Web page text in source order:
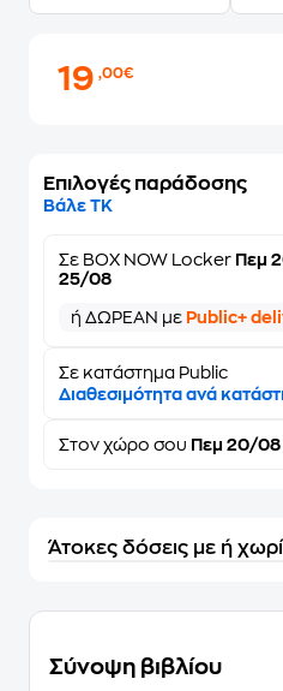
19,00€
Επιλογές παράδοσης
Βάλε ΤΚ
Σε BOX NOW Locker Πεμ
25/08
ή ΔΩΡΕΑΝ με Public+
Σε κατάστημα Public
Διαθεσιμότητα ανά
Στον χώρο σου Πεμ 20/08
Άτοκες δόσεις με ή
Σύνοψη βιβλίου